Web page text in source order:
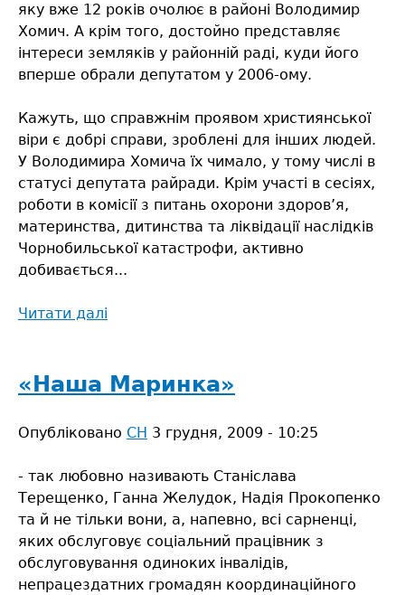
яку вже 12 років очолює в районі Володимир
Хомич. А крім того, достойно представляє
інтереси земляків у районній раді, куди його
вперше обрали депутатом у 2006-ому.
Кажуть, що справжнім проявом християнської
віри є добрі справи, зроблені для інших людей.
У Володимира Хомича їх чимало, у тому числі в
статусі депутата райради. Крім участі в сесіях,
роботи в комісії з питань охорони здоров’я,
материнства, дитинства та ліквідації наслідків
Чорнобильської катастрофи, активно
добивається...
Читати далі
благодійні
справи
Хомича
«Наша Маринка»
Опубліковано СН 3 грудня, 2009 - 10:25
- так любовно називають Станіслава
Терещенко, Ганна Желудок, Надія Прокопенко
та й не тільки вони, а, напевно, всі сарненці,
яких обслуговує соціальний працівник з
обслуговування одиноких інвалідів,
непрацездатних громадян координаційного